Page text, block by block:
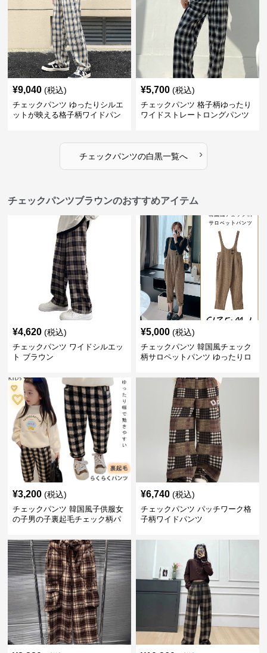
¥9,040 (税込)
チェックパンツ ゆったりシルエ
ットが映える格子柄ワイドパン
¥5,700 (税込)
チェックパンツ 格子柄ゆったり
ワイドストレートロングパンツ
チェックパンツの白黒一覧へ ›
チェックパンツブラウンのおすすめアイテム
¥4,620 (税込)
チェックパンツ ワイドシルエッ
ト ブラウン
¥5,000 (税込)
チェックパンツ 韓国風チェック
柄サロペットパンツ ゆったりロ
¥3,200 (税込)
チェックパンツ 韓国風子供服女
の子男の子裏起毛チェック柄パ
¥6,740 (税込)
チェックパンツ パッチワーク格
子柄ワイドパンツ